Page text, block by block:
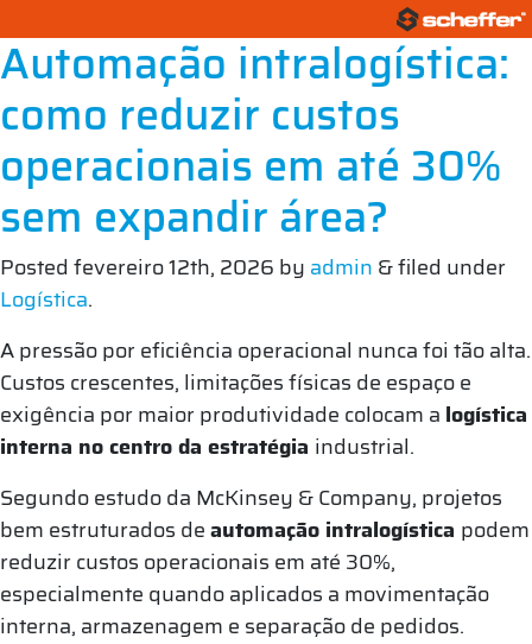
Automação intralogística:
como reduzir custos
operacionais em até 30%
sem expandir área?
Posted fevereiro 12th, 2026 by admin &filed under
Logística.
A pressão por eficiência operacional nunca foi tão alta.
Custos crescentes, limitações físicas de espaço e
exigência por maior produtividade colocam a logística
interna no centro da estratégia industrial.
Segundo estudo da McKinsey & Company, projetos
bem estruturados deautomação intralogística podem
reduzir custos operacionais em até 30%,
especialmente quando aplicados a movimentação
interna, armazenagem e separação de pedidos.